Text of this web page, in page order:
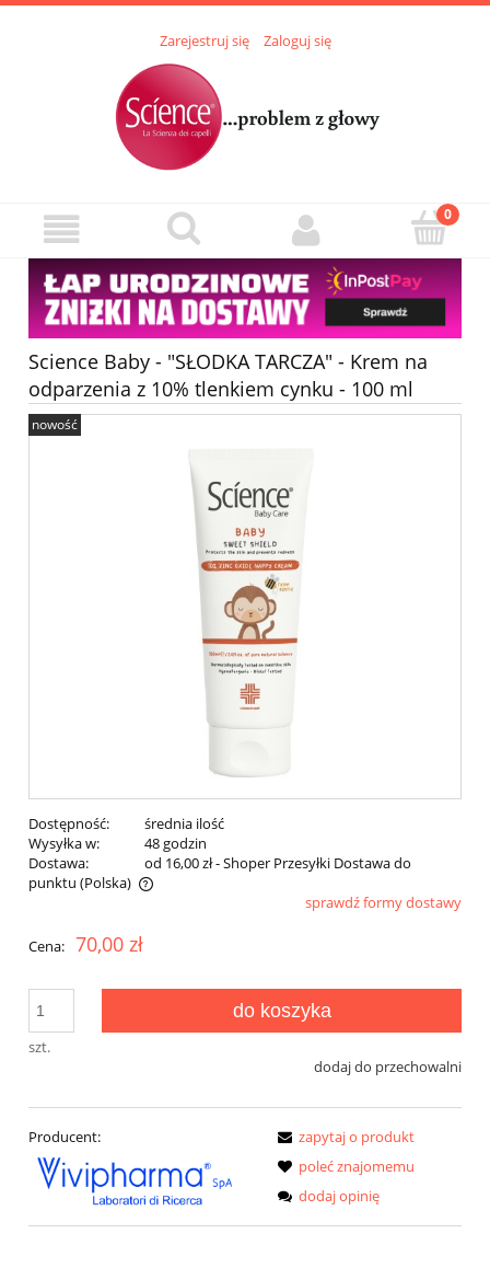
Zarejestruj się Zaloguj się
Science Baby - "SŁODKA TARCZA" - Krem na
odparzenia z 10% tlenkiem cynku - 100 ml
nowość
Dostępność:
średnia ilość
Wysyłka w:
48 godzin
Dostawa:
od 16,00 zł- Shoper Przesyłki Dostawa do
punktu (Polska)
Cena nie zawiera ewentualnych kosztów płatnościsprawdź formy dostawy
Cena: 70,00 zł
szt.
do koszyka
dodaj do przechowalni
Producent:
zapytaj o produkt
poleć znajomemu
dodaj opinię